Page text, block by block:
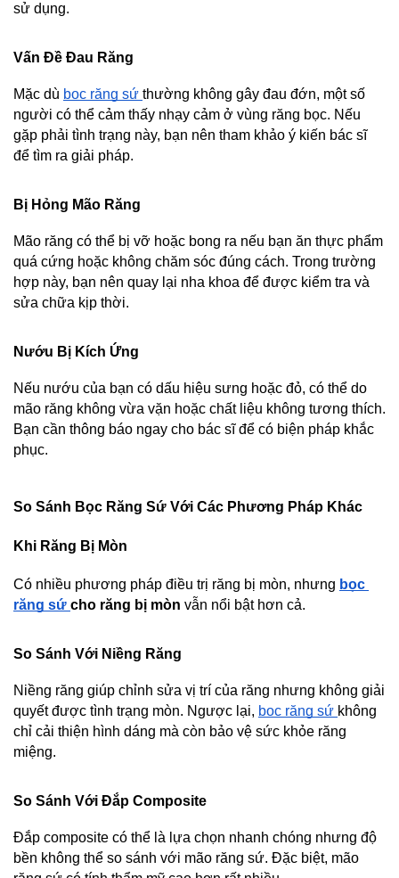
sử dụng.
Vấn Đề Đau Răng
Mặc dù bọc răng sứ thường không gây đau đớn, một số
người có thể cảm thấy nhạy cảm ở vùng răng bọc. Nếu
gặp phải tình trạng này, bạn nên tham khảo ý kiến bác sĩ
để tìm ra giải pháp.
Bị Hỏng Mão Răng
Mão răng có thể bị vỡ hoặc bong ra nếu bạn ăn thực phẩm
quá cứng hoặc không chăm sóc đúng cách. Trong trường
hợp này, bạn nên quay lại nha khoa để được kiểm tra và
sửa chữa kịp thời.
Nướu Bị Kích Ứng
Nếu nướu của bạn có dấu hiệu sưng hoặc đỏ, có thể do
mão răng không vừa vặn hoặc chất liệu không tương thích.
Bạn cần thông báo ngay cho bác sĩ để có biện pháp khắc
phục.
So Sánh Bọc Răng Sứ Với Các Phương Pháp Khác
Khi Răng Bị Mòn
Có nhiều phương pháp điều trị răng bị mòn, nhưng bọc
răng sứ cho răng bị mòn vẫn nổi bật hơn cả.
So Sánh Với Niềng Răng
Niềng răng giúp chỉnh sửa vị trí của răng nhưng không giải
quyết được tình trạng mòn. Ngược lại, bọc răng sứ không
chỉ cải thiện hình dáng mà còn bảo vệ sức khỏe răng
miệng.
So Sánh Với Đắp Composite
Đắp composite có thể là lựa chọn nhanh chóng nhưng độ
bền không thể so sánh với mão răng sứ. Đặc biệt, mão